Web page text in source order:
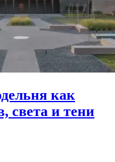
как
света и тени